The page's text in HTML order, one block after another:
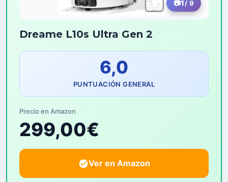
1/ 9
Dreame L10s Ultra Gen 2
6,0
PUNTUACIÓN GENERAL
Precio en Amazon
299,00€
Ver en Amazon